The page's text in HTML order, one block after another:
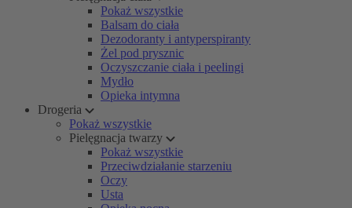
Pokaż wszystkie
Balsam do ciała
Dezodoranty i antyperspiranty
Żel pod prysznic
Oczyszczanie ciała i peelingi
Mydło
Opieka intymna
Drogeria
Pokaż wszystkie
Pielęgnacja twarzy
Pokaż wszystkie
Przeciwdziałanie starzeniu
Oczy
Usta